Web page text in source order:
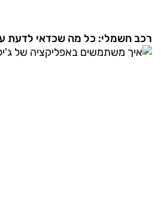
רכב חשמלי: כל מה שכדאי לדעת